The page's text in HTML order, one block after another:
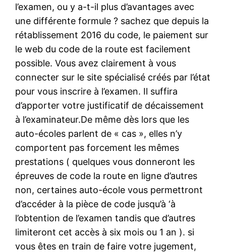
l’examen, ou y a-t-il plus d’avantages avec
une différente formule ? sachez que depuis la
rétablissement 2016 du code, le paiement sur
le web du code de la route est facilement
possible. Vous avez clairement à vous
connecter sur le site spécialisé créés par l’état
pour vous inscrire à l’examen. Il suffira
d’apporter votre justificatif de décaissement
à l’examinateur.De même dès lors que les
auto-écoles parlent de « cas », elles n’y
comportent pas forcement les mêmes
prestations ( quelques vous donneront les
épreuves de code la route en ligne d’autres
non, certaines auto-école vous permettront
d’accéder à la pièce de code jusqu’à ‘à
l’obtention de l’examen tandis que d’autres
limiteront cet accès à six mois ou 1 an ). si
vous êtes en train de faire votre jugement,